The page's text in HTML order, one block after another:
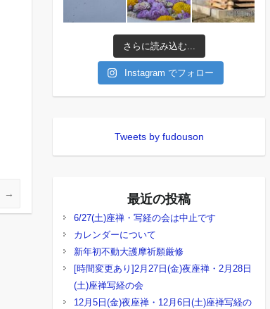
→
さらに読み込む...
Instagram でフォロー
Tweets by fudouson
最近の投稿
6/27(土)座禅・写経の会は中止です
カレンダーについて
新年初不動大護摩祈願厳修
[時間変更あり]2月27日(金)夜座禅・2月28日
(土)座禅写経の会
12月5日(金)夜座禅・12月6日(土)座禅写経の